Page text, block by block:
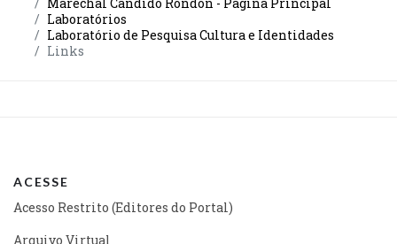
Laboratórios
Laboratório de Pesquisa Cultura e Identidades
Links
ACESSE
Acesso Restrito (Editores do Portal)
Arquivo Virtual